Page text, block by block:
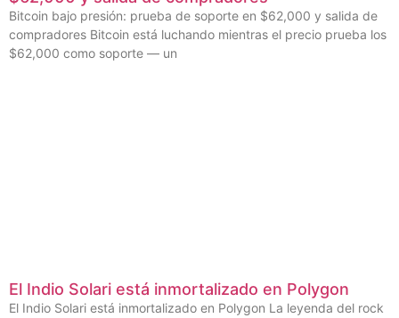
Bitcoin bajo presión: prueba de soporte en $62,000 y salida de
compradores Bitcoin está luchando mientras el precio prueba los
$62,000 como soporte — un
El Indio Solari está inmortalizado en Polygon
El Indio Solari está inmortalizado en Polygon La leyenda del rock